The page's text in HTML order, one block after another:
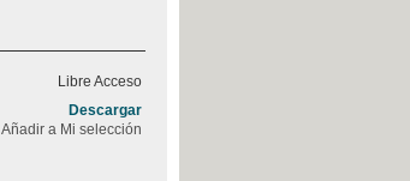
Libre Acceso
Descargar
Añadir a Mi selección